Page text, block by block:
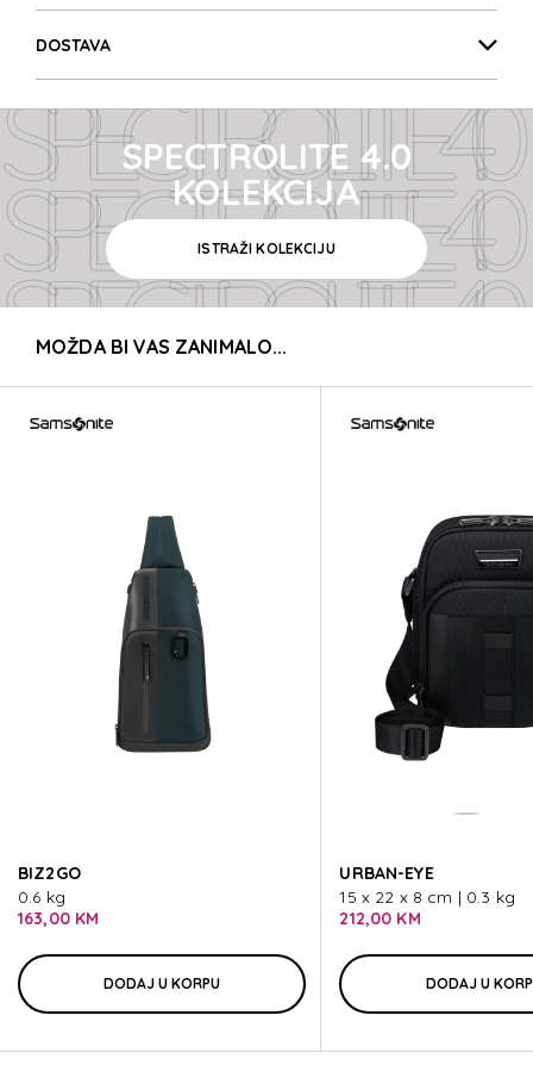
DOSTAVA
SPECTROLITE 4.0
SPECTROLITE 4.0
SPECTROLITE 4.0
SPECTROLITE 4.0
SPECTROLITE 4.0
SPECTROLITE 4.0
SPECTROLITE 4.0
SPECTROLITE 4.0
SPECTROLITE 4.0
SPECTROLITE 4.0
SPECTROLITE 4.0
SPECTROLITE 4.0
KOLEKCIJA
ISTRAŽI KOLEKCIJU
MOŽDA BI VAS ZANIMALO...
BIZ2GO
0.6 kg
163,00 KM
DODAJ U KORPU
URBAN-EYE
15 x 22 x 8 cm | 0.3 kg
212,00 KM
DODAJ U